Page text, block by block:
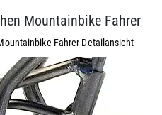
Mountainbike Fahrer
Fahrer Detailansicht